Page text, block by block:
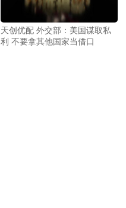
天创优配 外交部：美国谋取私
利 不要拿其他国家当借口